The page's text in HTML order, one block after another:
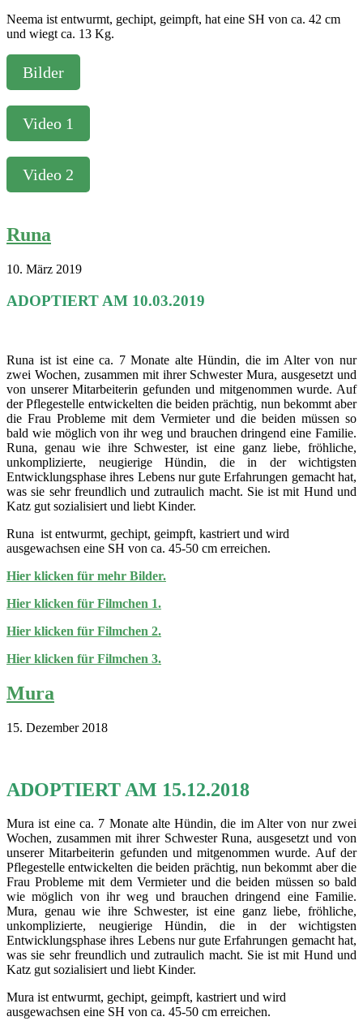
Neema ist entwurmt, gechipt, geimpft, hat eine SH von ca. 42 cm
und wiegt ca. 13 Kg.
Bilder
Video 1
Video 2
Runa
10. März 2019
ADOPTIERT AM 10.03.2019
Runa ist ist eine ca. 7 Monate alte Hündin, die im Alter von nur
zwei Wochen, zusammen mit ihrer Schwester Mura, ausgesetzt und
von unserer Mitarbeiterin gefunden und mitgenommen wurde. Auf
der Pflegestelle entwickelten die beiden prächtig, nun bekommt aber
die Frau Probleme mit dem Vermieter und die beiden müssen so
bald wie möglich von ihr weg und brauchen dringend eine Familie.
Runa, genau wie ihre Schwester, ist eine ganz liebe, fröhliche,
unkomplizierte, neugierige Hündin, die in der wichtigsten
Entwicklungsphase ihres Lebens nur gute Erfahrungen gemacht hat,
was sie sehr freundlich und zutraulich macht. Sie ist mit Hund und
Katz gut sozialisiert und liebt Kinder.
Runa ist entwurmt, gechipt, geimpft, kastriert und wird
ausgewachsen eine SH von ca. 45-50 cm erreichen.
Hier klicken für mehr Bilder.
Hier klicken für Filmchen 1.
Hier klicken für Filmchen 2.
Hier klicken für Filmchen 3.
Mura
15. Dezember 2018
ADOPTIERT AM 15.12.2018
Mura ist eine ca. 7 Monate alte Hündin, die im Alter von nur zwei
Wochen, zusammen mit ihrer Schwester Runa, ausgesetzt und von
unserer Mitarbeiterin gefunden und mitgenommen wurde. Auf der
Pflegestelle entwickelten die beiden prächtig, nun bekommt aber die
Frau Probleme mit dem Vermieter und die beiden müssen so bald
wie möglich von ihr weg und brauchen dringend eine Familie.
Mura, genau wie ihre Schwester, ist eine ganz liebe, fröhliche,
unkomplizierte, neugierige Hündin, die in der wichtigsten
Entwicklungsphase ihres Lebens nur gute Erfahrungen gemacht hat,
was sie sehr freundlich und zutraulich macht. Sie ist mit Hund und
Katz gut sozialisiert und liebt Kinder.
Mura ist entwurmt, gechipt, geimpft, kastriert und wird
ausgewachsen eine SH von ca. 45-50 cm erreichen.